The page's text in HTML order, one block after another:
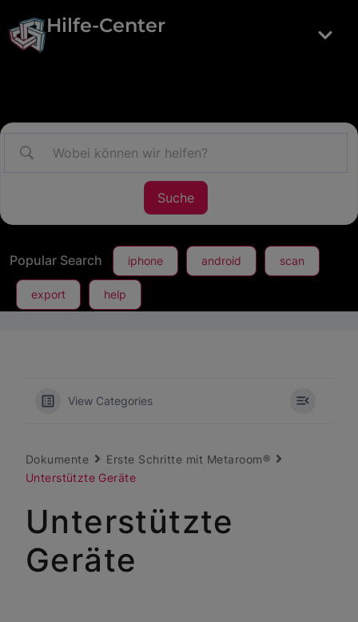
Hilfe-Center
Popular Search iphone android scan
export help
View Categories
Dokumente
Erste Schritte mit Metaroom®
Unterstützte Geräte
Unterstützte
Geräte